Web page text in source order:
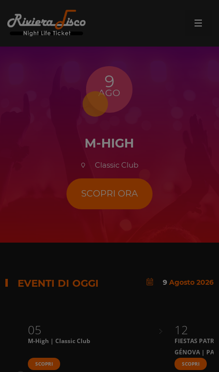
9
AGO
M-HIGH
Classic Club
SCOPRI ORA
EVENTI DI OGGI 9Agosto 2026
05
M-High | Classic Club
SCOPRI
12
FIESTAS
GÉNOVA |
SCOPRI